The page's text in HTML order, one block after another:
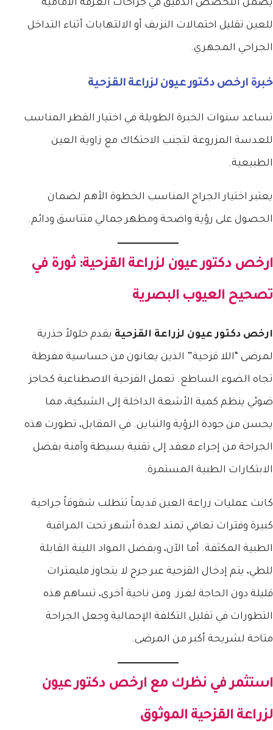
يضمن التخصص الدقيق في جراحات الغرفة الأمامية
للعين تقليل احتمالات النزيف أو الالتهابات أثناء التداخل
الجراحي المجهري.
خبرة ارخص دكتور عيون لزراعة القزحية
تساعد سنوات الخبرة الطويلة في اختيار القطر المناسب
للعدسة المزروعة لتجنب الاحتكاك مع زاوية العين
الطبيعية.
يعتبر اختيار الجراح المناسب الخطوة الأهم لضمان
الحصول على رؤية واضحة ومظهر جمالي متناسق ودائم.
ارخص دكتور عيون لزراعة القزحية: ثورة في
تصحيح العيوب البصرية
ارخص دكتور عيون لزراعة القزحية يقدم حلولاً جذرية
لمرضى “اللا قزحية” الذين يعانون من حساسية مفرطة
تجاه الضوء الساطع. تعمل القزحية الاصطناعية كحاجز
ضوئي ينظم كمية الأشعة الداخلة إلى الشبكية، مما
يحسن من جودة الرؤية والتباين. في المقابل، تطورت هذه
الجراحة من إجراء معقد إلى تقنية بسيطة وآمنة بفضل
الابتكارات الطبية المستمرة.
كانت عمليات زراعة العين قديماً تتطلب شقوقاً جراحية
كبيرة وفترات تعافي تمتد لعدة أشهر تحت المراقبة
الطبية المكثفة. أما الآن، وبفضل المواد اللينة القابلة
للطي، يتم إدخال القزحية عبر جرح لا يتجاوز مليمترات
قليلة دون الحاجة لغرز. ومن ناحية أخرى، تساهم هذه
التطورات في تقليل التكلفة الإجمالية وجعل الجراحة
متاحة لشريحة أكبر من المرضى.
استثمر في نظرك مع ارخص دكتور عيون
لزراعة القزحية الموثوق